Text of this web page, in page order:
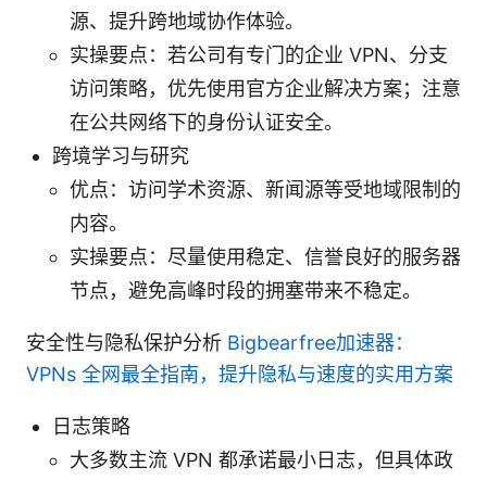
源、提升跨地域协作体验。
实操要点：若公司有专门的企业 VPN、分支
访问策略，优先使用官方企业解决方案；注意
在公共网络下的身份认证安全。
跨境学习与研究
优点：访问学术资源、新闻源等受地域限制的
内容。
实操要点：尽量使用稳定、信誉良好的服务器
节点，避免高峰时段的拥塞带来不稳定。
安全性与隐私保护分析 Bigbearfree加速器：
VPNs 全网最全指南，提升隐私与速度的实用方案
日志策略
大多数主流 VPN 都承诺最小日志，但具体政